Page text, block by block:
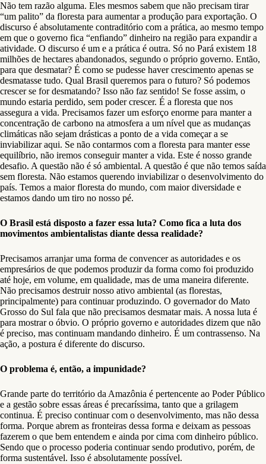
Não tem razão alguma. Eles mesmos sabem que não precisam tirar
“um palito” da floresta para aumentar a produção para exportação. O
discurso é absolutamente contraditório com a prática, ao mesmo tempo
em que o governo fica “enfiando” dinheiro na região para expandir a
atividade. O discurso é um e a prática é outra. Só no Pará existem 18
milhões de hectares abandonados, segundo o próprio governo. Então,
para que desmatar? É como se pudesse haver crescimento apenas se
desmatasse tudo. Qual Brasil queremos para o futuro? Só podemos
crescer se for desmatando? Isso não faz sentido! Se fosse assim, o
mundo estaria perdido, sem poder crescer. É a floresta que nos
assegura a vida. Precisamos fazer um esforço enorme para manter a
concentração de carbono na atmosfera a um nível que as mudanças
climáticas não sejam drásticas a ponto de a vida começar a se
inviabilizar aqui. Se não contarmos com a floresta para manter esse
equilíbrio, não iremos conseguir manter a vida. Este é nosso grande
desafio. A questão não é só ambiental. A questão é que não temos saída
sem floresta. Não estamos querendo inviabilizar o desenvolvimento do
país. Temos a maior floresta do mundo, com maior diversidade e
estamos dando um tiro no nosso pé.
O Brasil está disposto a fazer essa luta? Como fica a luta dos
movimentos ambientalistas diante dessa realidade?
Precisamos arranjar uma forma de convencer as autoridades e os
empresários de que podemos produzir da forma como foi produzido
até hoje, em volume, em qualidade, mas de uma maneira diferente.
Não precisamos destruir nosso ativo ambiental (as florestas,
principalmente) para continuar produzindo. O governador do Mato
Grosso do Sul fala que não precisamos desmatar mais. A nossa luta é
para mostrar o óbvio. O próprio governo e autoridades dizem que não
é preciso, mas continuam mandando dinheiro. É um contrassenso. Na
ação, a postura é diferente do discurso.
O problema é, então, a impunidade?
Grande parte do território da Amazônia é pertencente ao Poder Público
e a gestão sobre essas áreas é precaríssima, tanto que a grilagem
continua. É preciso continuar com o desenvolvimento, mas não dessa
forma. Porque abrem as fronteiras dessa forma e deixam as pessoas
fazerem o que bem entendem e ainda por cima com dinheiro público.
Sendo que o processo poderia continuar sendo produtivo, porém, de
forma sustentável. Isso é absolutamente possível.